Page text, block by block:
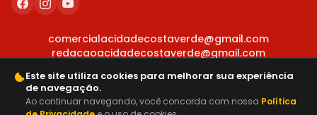
comercialacidadecostaverde@gmail.com
redacaoacidadecostaverde@gmail.com
Este site utiliza cookies para melhorar sua experiência
de navegação.
Ao continuar navegando, você concorda com nossa Política